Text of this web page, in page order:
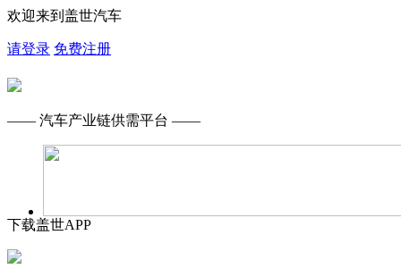
欢迎来到盖世汽车
请登录 免费注册
—— 汽车产业链供需平台 ——
下载盖世APP